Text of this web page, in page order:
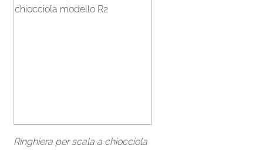
Ringhiera per scala a chiocciola